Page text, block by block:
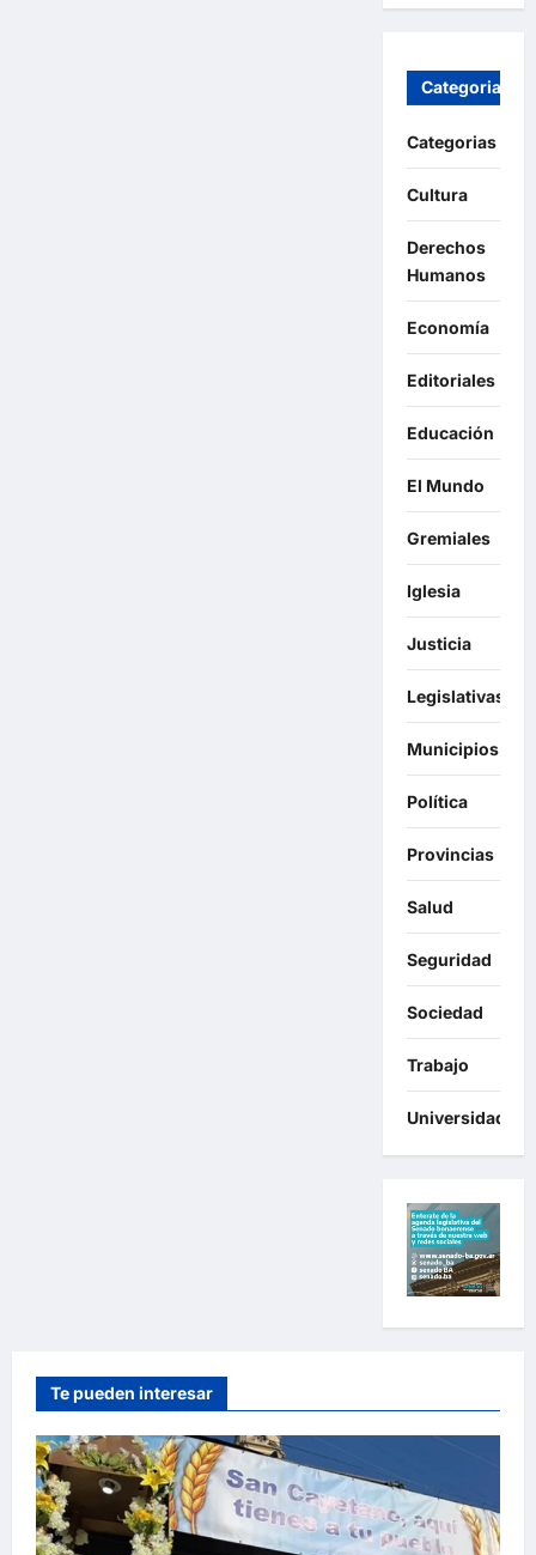
Categorias
Categorias
Cultura
Derechos
Humanos
Economía
Editoriales
Educación
El Mundo
Gremiales
Iglesia
Justicia
Legislativas
Municipios
Política
Provincias
Salud
Seguridad
Sociedad
Trabajo
Universidades
Te pueden interesar